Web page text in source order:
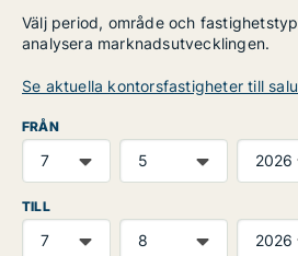
Välj period, område och
analysera marknadsutvecklingen.
Se aktuella kontorsfastigheter till
FRÅN
TILL